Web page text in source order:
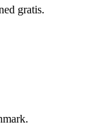
gratis.